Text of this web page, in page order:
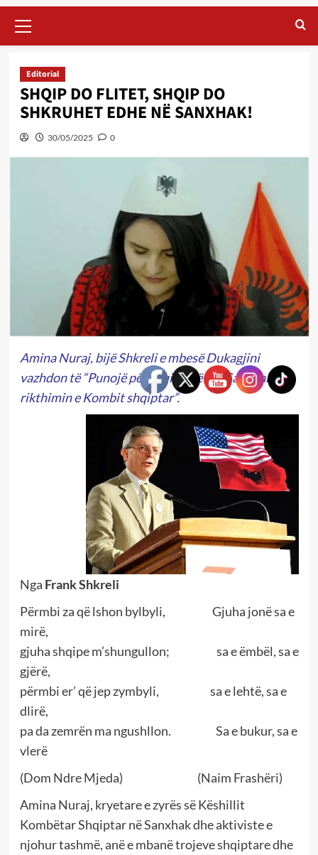
Menu
Editorial
SHQIP DO FLITET, SHQIP DO
SHKRUHET EDHE NË SANXHAK!
30/05/2025 0
Amina Nuraj, bijë Shkreli e mbesë Dukagjini
vazhdon të “Punojë për shqiptarët në Sanxhak dhe
rikthimin e Kombit shqiptar”.
Nga Frank Shkreli
Përmbi za që lshon bylbyli, Gjuha jonë sa e
mirë,
gjuha shqipe m’shungullon; sa e ëmbël, sa e
gjërë,
përmbi er’ që jep zymbyli, sa e lehtë, sa e
dlirë,
pa da zemrën ma ngushllon. Sa e bukur, sa e
vlerë
(Dom Ndre Mjeda) (Naim Frashëri)
Amina Nuraj, kryetare e zyrës së Këshillit
Kombëtar Shqiptar në Sanxhak dhe aktiviste e
njohur tashmë, anë e mbanë trojeve shqiptare dhe